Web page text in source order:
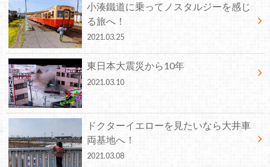
小湊鐵道に乗ってノスタルジーを感じ
る旅へ！
2021.03.25
東日本大震災から10年
2021.03.10
ドクターイエローを見たいなら大井車
両基地へ！
2021.03.08